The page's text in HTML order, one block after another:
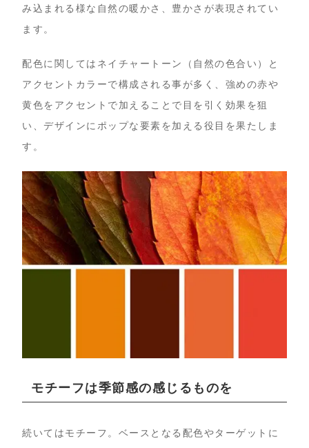
み込まれる様な自然の暖かさ、豊かさが表現されてい
ます。
配色に関してはネイチャートーン（自然の色合い）と
アクセントカラーで構成される事が多く、強めの赤や
黄色をアクセントで加えることで目を引く効果を狙
い、デザインにポップな要素を加える役目を果たしま
す。
モチーフは季節感の感じるものを
続いてはモチーフ。ベースとなる配色やターゲットに